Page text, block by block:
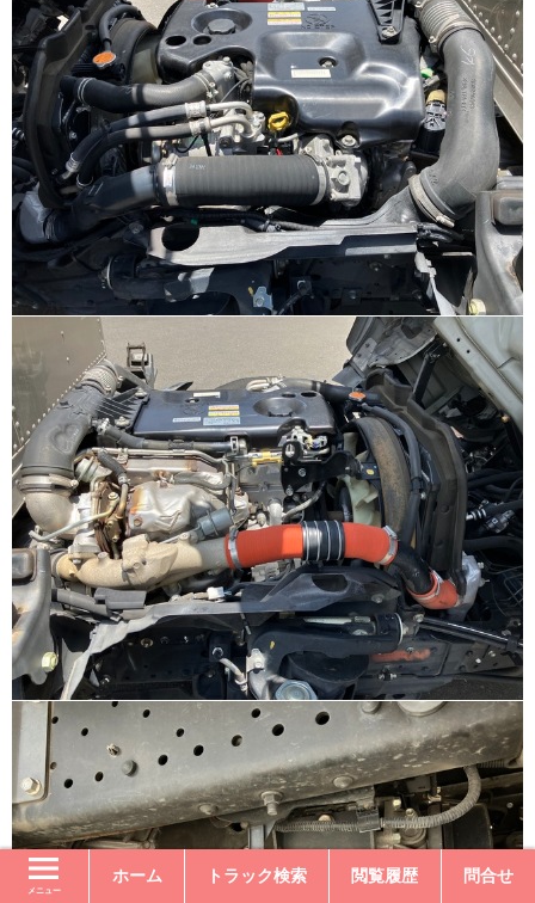
メニュー
ホーム トラック検索 閲覧履歴 問合せ